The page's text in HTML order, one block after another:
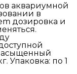
аквариумной
в
дозировка и
Упаковка: по 1